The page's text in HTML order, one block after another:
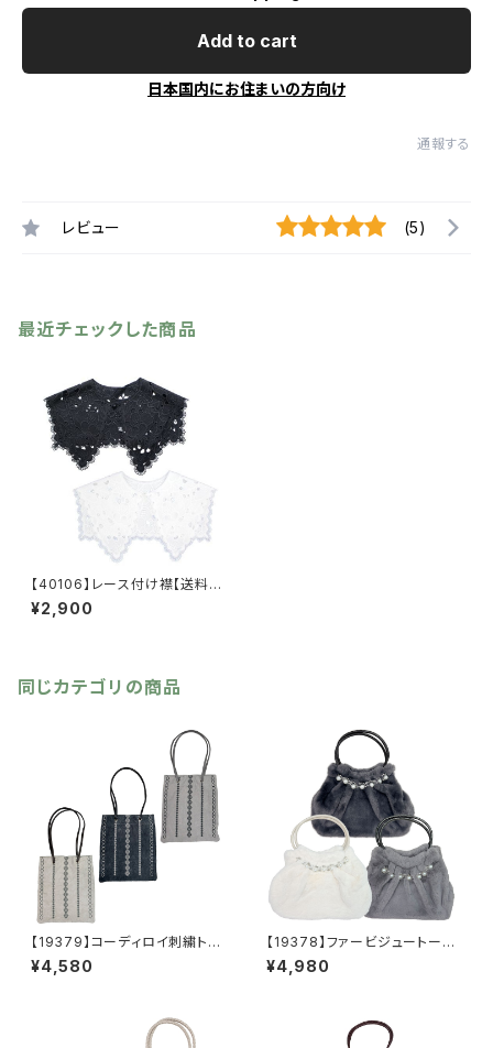
Add to cart
日本国内にお住まいの方向け
通報する
レビュー (5)
最近チェックした商品
【40106】レース付け襟【送料無
料】トレンド ビッグつけ襟 フ
リーサイズ レースエリ カット
オケージョン
¥2,900
同じカテゴリの商品
【19379】コーディロイ刺繍トー
トバッグ【送料無料】秋冬バッ
グ 新作
¥4,580
【19378】ファービジュートート
【送料無料】秋冬バッグ 新作
¥4,980